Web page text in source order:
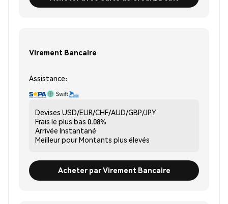
Virement Bancaire
Assistance:
Devises USD/EUR/CHF/AUD/GBP/JPY
Frais le plus bas 0.08%
Arrivée Instantané
Meilleur pourMontants plus élevés
Acheter par Virement Bancaire